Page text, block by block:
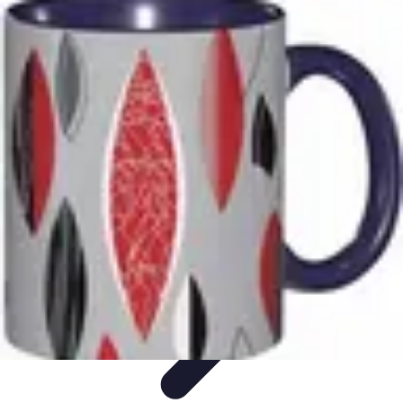
Cocktails Créatifs
Recettes de CocktailsTechniques de Mixologie
TechniquesGuide Équipement
Cocktails Créatifs